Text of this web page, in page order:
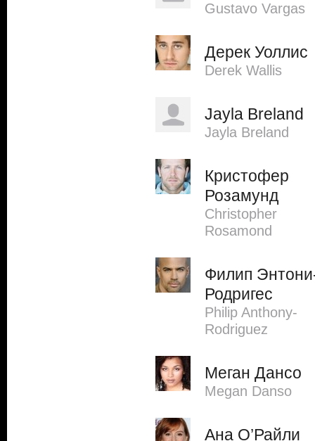
Gustavo Vargas
Дерек Уоллис
Derek Wallis
Jayla Breland
Jayla Breland
Кристофер
Розамунд
Christopher
Rosamond
Филип
Родригес
Philip Anthony-
Rodriguez
Меган Дансо
Megan Danso
Ана О’Райли